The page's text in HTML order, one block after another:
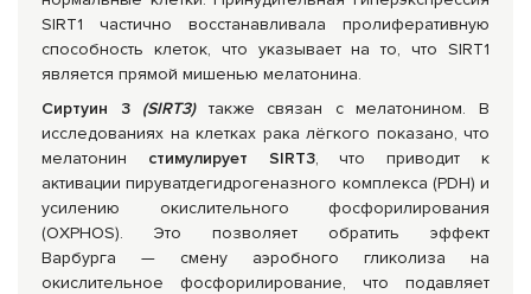
SIRT1 частично восстанавливала пролиферативную
способность клеток, что указывает на то, что SIRT1
является прямой мишенью мелатонина.
Сиртуин 3 (SIRT3)также связан с мелатонином. В
исследованиях на клетках рака лёгкого показано, что
мелатонин стимулирует SIRT3, что приводит к
активации пируватдегидрогеназного комплекса (PDH) и
усилению окислительного фосфорилирования
(OXPHOS). Это позволяет обратить эффект
Варбурга — смену аэробного гликолиза на
окислительное фосфорилирование, что подавляет